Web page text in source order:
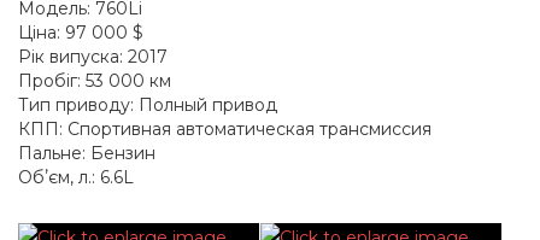
Модель: 760Li
Ціна: 97 000 $
Рік випуска: 2017
Пробіг: 53 000 км
Тип приводу: Полный привод
КПП: Спортивная автоматическая трансмиссия
Пальне: Бензин
Обʼєм, л.: 6.6L